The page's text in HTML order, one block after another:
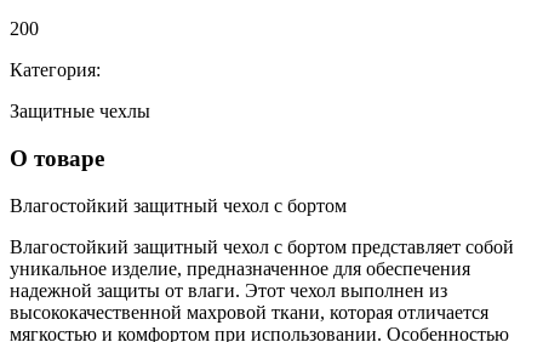
200
Категория:
Защитные чехлы
О товаре
Влагостойкий защитный чехол с бортом
Влагостойкий защитный чехол с бортом представляет собой
уникальное изделие, предназначенное для обеспечения
надежной защиты от влаги. Этот чехол выполнен из
высококачественной махровой ткани, которая отличается
мягкостью и комфортом при использовании. Особенностью